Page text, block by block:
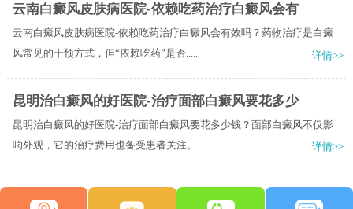
云南白癜风皮肤病医院-依赖吃药治疗白癜风会有
云南白癜风皮肤病医院-依赖吃药治疗白癜风会有效吗？药物治疗是白癜
风常见的干预方式，但“依赖吃药”是否.....
详情>>
昆明治白癜风的好医院-治疗面部白癜风要花多少
昆明治白癜风的好医院-治疗面部白癜风要花多少钱？面部白癜风不仅影
响外观，它的治疗费用也备受患者关注。.....
详情>>